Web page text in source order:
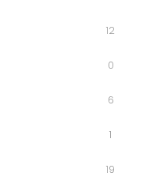
12
0
6
1
19